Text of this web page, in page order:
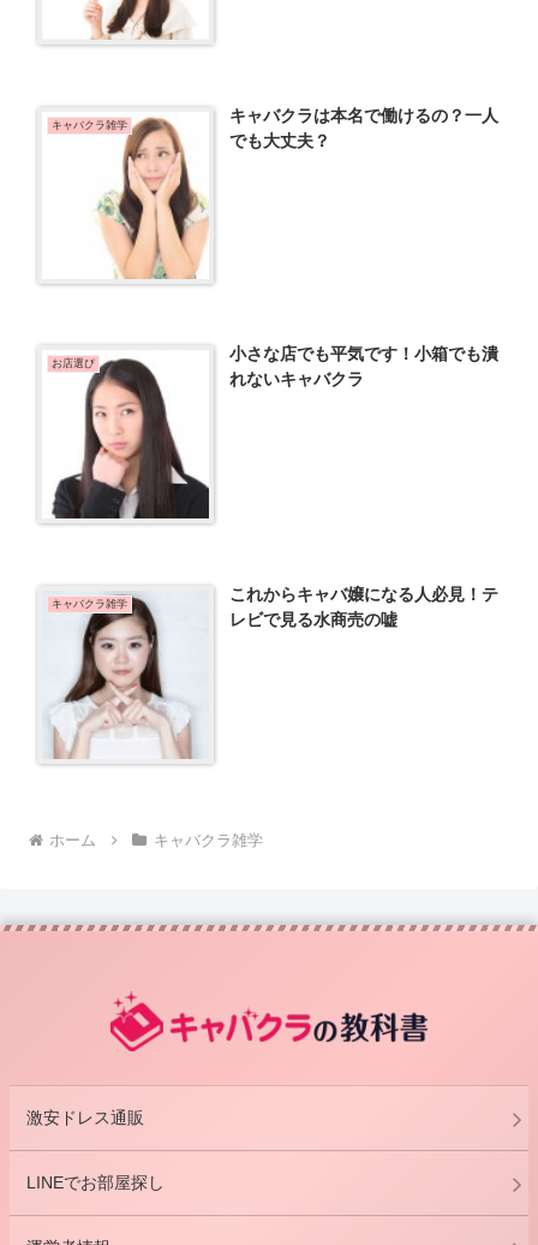
キャバクラ雑学
キャバクラは本名で働けるの？一人
でも大丈夫？
お店選び
小さな店でも平気です！小箱でも潰
れないキャバクラ
キャバクラ雑学
これからキャバ嬢になる人必見！テ
レビで見る水商売の嘘
ホーム キャバクラ雑学
激安ドレス通販
LINEでお部屋探し